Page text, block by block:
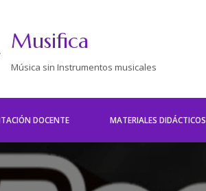
Musifica
Música sin Instrumentos musicales
DOCENTE MATERIALES DIDÁCTICOS